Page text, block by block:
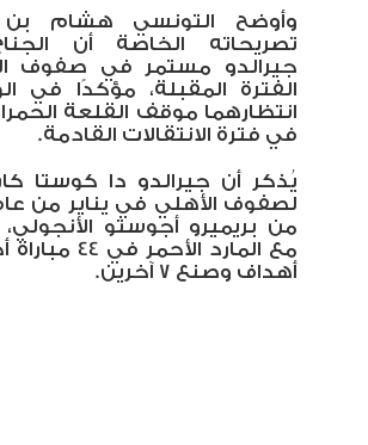
وأوضح التونسي هشام
تصريحاته الخاصة أن
جيرالدو مستمر في صفوف
الفترة المقبلة، مؤكدًا في
انتظارهما موقف القلعة
في فترة الانتقالات القادمة.
يُذكر أن جيرالدو دا كوستا
من بريميرو أجوستو
أهداف وصنع 7 آخرين.